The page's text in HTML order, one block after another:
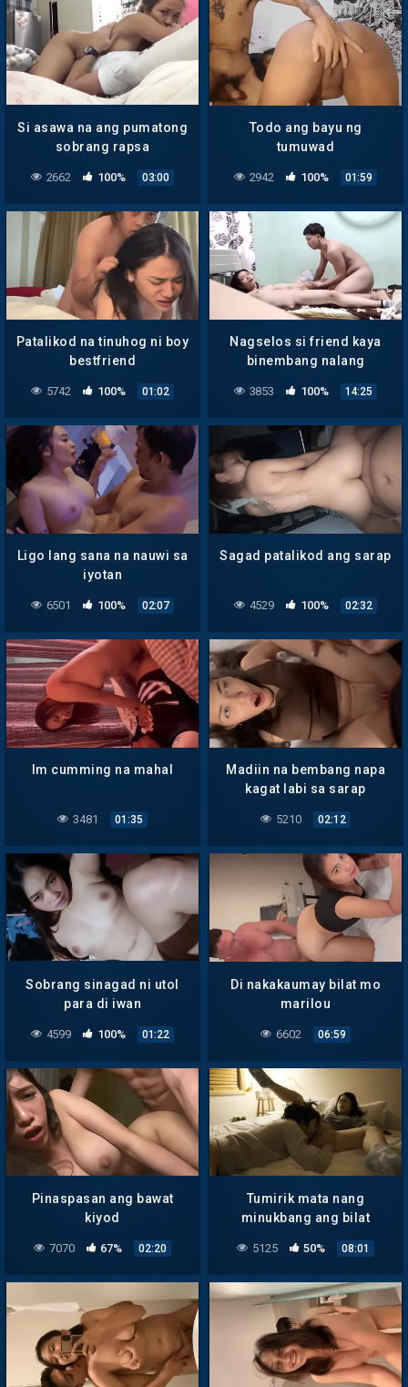
Si asawa na ang pumatong
sobrang rapsa
2662 100% 03:00
Todo ang bayu ng
tumuwad
2942 100% 01:59
Patalikod na tinuhog ni boy
bestfriend
5742 100% 01:02
Nagselos si friend kaya
binembang nalang
3853 100% 14:25
Ligo lang sana na nauwi sa
iyotan
6501 100% 02:07
Sagad patalikod ang sarap
4529 100% 02:32
Im cumming na mahal
3481 01:35
Madiin na bembang napa
kagat labi sa sarap
5210 02:12
Sobrang sinagad ni utol
para di iwan
4599 100% 01:22
Di nakakaumay bilat mo
marilou
6602 06:59
Pinaspasan ang bawat
kiyod
7070 67% 02:20
Tumirik mata nang
minukbang ang bilat
5125 50% 08:01